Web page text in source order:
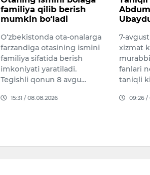
familiya qilib berish
mumkin bo‘ladi
O‘zbekistonda ota-onalarga
farzandiga otasining ismini
familiya sifatida berish
imkoniyati yaratiladi.
Tegishli qonun 8 avgu…
15:31 / 08.08.2026
7-
xizmat
fanlari
taniqli
09:26 /